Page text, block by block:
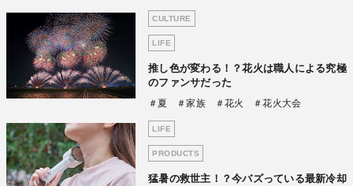
CULTURE
LIFE
推し色が変わる！？花火は職人による究極
のファンサだった
＃夏 ＃家族 ＃花火 ＃花火大会
LIFE
PRODUCTS
猛暑の救世主！？今バズっている最新冷却